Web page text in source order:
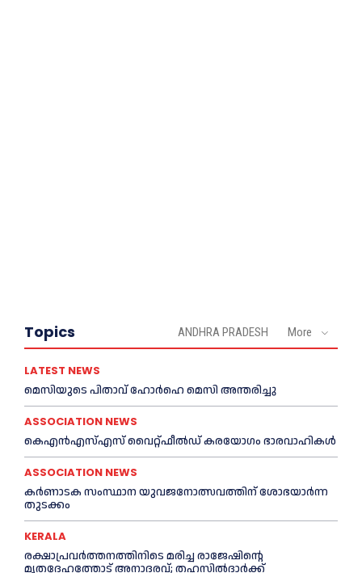
Topics ANDHRA PRADESH More
LATEST NEWS
മെ​സിയുടെ പിതാവ് ഹോർഹെ മെ​സി അന്തരിച്ചു
ASSOCIATION NEWS
കെഎൻഎസ്എസ് വൈറ്റ്ഫീൽഡ് കരയോഗം ഭാരവാഹികള്‍
ASSOCIATION NEWS
കര്‍ണാടക സംസ്ഥാന യുവജനോത്സവത്തിന് ശോഭയാർന്ന
തുടക്കം
KERALA
രക്ഷാപ്രവർത്തനത്തിനിടെ മരിച്ച രാജേഷിന്റെ
മൃതദേഹത്തോട് അനാദരവ്; തഹസിൽദാർക്ക്